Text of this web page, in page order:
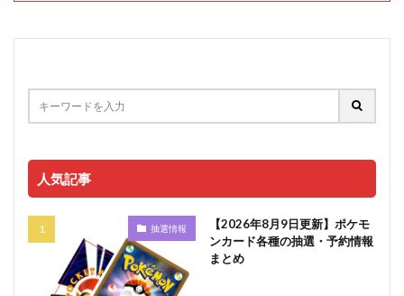
人気記事
抽選情報
【2026年8月9日更新】ポケモ
ンカード各種の抽選・予約情報
まとめ